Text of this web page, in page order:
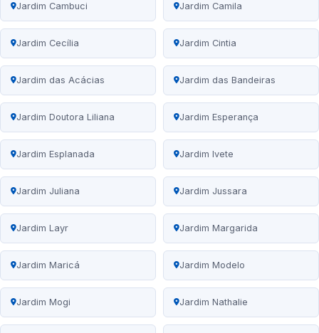
Jardim Cambuci Jardim Camila
Jardim Cecília Jardim Cintia
Jardim das Acácias Jardim das Bandeiras
Jardim Doutora Liliana Jardim Esperança
Jardim Esplanada Jardim Ivete
Jardim Juliana Jardim Jussara
Jardim Layr Jardim Margarida
Jardim Maricá Jardim Modelo
Jardim Mogi Jardim Nathalie